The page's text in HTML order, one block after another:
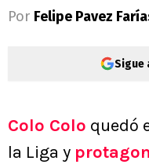
Por Felipe Pavez
Sigue
Colo Colo quedó
la Liga y